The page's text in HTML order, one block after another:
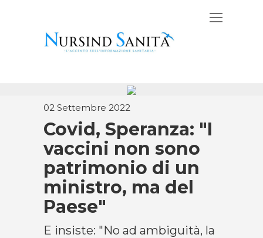
02 Settembre 2022
Covid, Speranza: "I
vaccini non sono
patrimonio di un
ministro, ma del
Paese"
E insiste: "No ad ambiguità, la